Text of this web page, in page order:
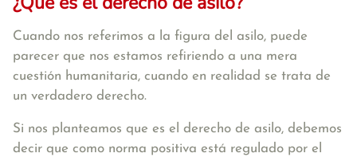
Cuando nos referimos a la figura del asilo, puede
parecer que nos estamos refiriendo a una mera
cuestión humanitaria, cuando en realidad se trata de
un verdadero derecho.
Si nos planteamos que es el derecho de asilo, debemos
decir que como norma positiva está regulado por el